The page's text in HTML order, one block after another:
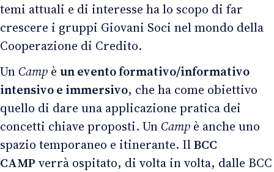
temi attuali e di interesse ha lo scopo di far
crescere i gruppi Giovani Soci nel mondo della
Cooperazione di Credito.
UnCamp è un evento formativo/informativo
intensivo e immersivo, che ha come obiettivo
quello di dare una applicazione pratica dei
concetti chiave proposti. UnCamp è anche uno
spazio temporaneo e itinerante. IlBCC
CAMP verrà ospitato, di volta in volta, dalle BCC